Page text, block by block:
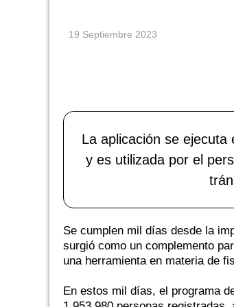
19 Septiembre 2023
La aplicación se ejecuta
y es utilizada por el
Se cumplen mil días desde la
surgió como un complemento
una herramienta en materia de
En estos mil días, el programa